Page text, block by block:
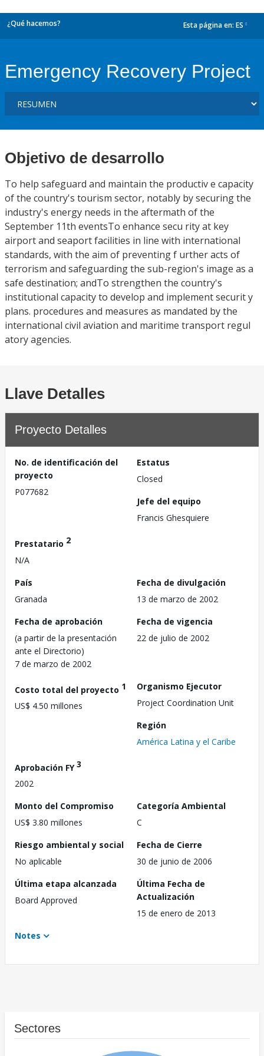
¿Qué hacemos? Esta página en: ES
Emergency Recovery Project
Objetivo de desarrollo
To help safeguard and maintain the productiv e capacity
of the country's tourism sector, notably by securing the
industry's energy needs in the aftermath of the
September 11th eventsTo enhance secu rity at key
airport and seaport facilities in line with international
standards, with the aim of preventing f urther acts of
terrorism and safeguarding the sub-region's image as a
safe destination; andTo strengthen the country's
institutional capacity to develop and implement securit y
plans. procedures and measures as mandated by the
international civil aviation and maritime transport regul
atory agencies.
Llave Detalles
Proyecto Detalles
No. de identificación del
proyecto
P077682
Estatus
Closed
Jefe del equipo
Francis Ghesquiere
Prestatario 2
N/A
País
Granada
Fecha de divulgación
13 de marzo de 2002
Fecha de aprobación
(a partir de la presentación
ante el Directorio)
7 de marzo de 2002
Fecha de vigencia
22 de julio de 2002
Costo total del proyecto 1
US$ 4.50 millones
Organismo Ejecutor
Project Coordination Unit
Región
América Latina y el Caribe
Aprobación FY3
2002
Monto del Compromiso
US$ 3.80 millones
Categoría Ambiental
C
Riesgo ambiental y social
No aplicable
Fecha de Cierre
30 de junio de 2006
Última etapa alcanzada
Board Approved
Última Fecha de
Actualización
15 de enero de 2013
Notes
Sectores